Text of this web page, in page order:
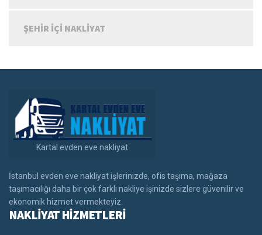
ŞEHIR IÇI NAKLIYAT
Kartal evden eve nakliyat
İstanbul evden eve nakliyat işlerinizde, ofis taşıma, mağaza
taşımacılığı daha bir çok farklı nakliye işinizde sizlere güvenilir ve
ekonomik hizmet vermekteyiz.
NAKLİYAT HİZMETLERİ